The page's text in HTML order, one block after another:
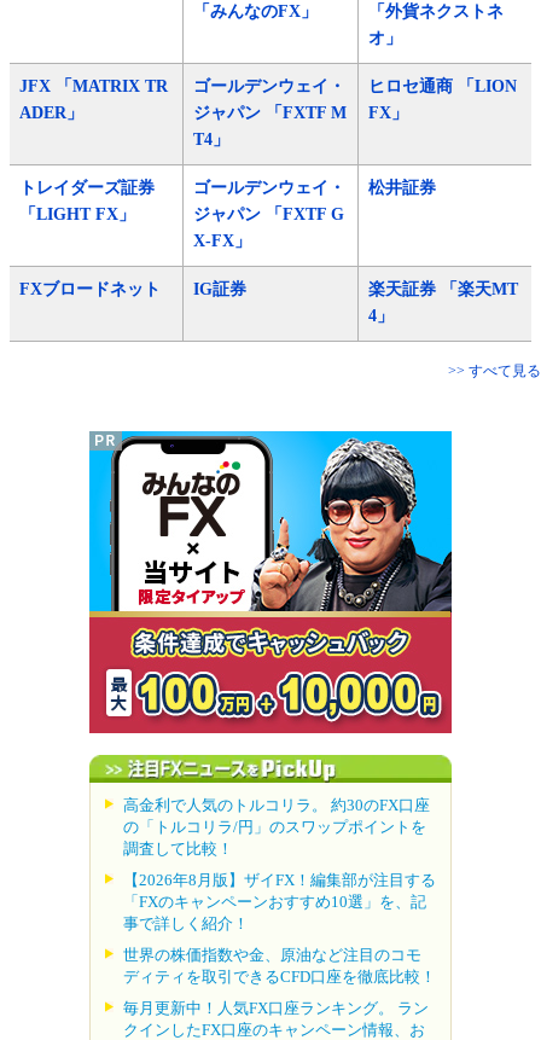
「みんなのFX」
「外貨ネクストネ
オ」
JFX 「MATRIX TR
ADER」
ゴールデンウェイ・
ジャパン 「FXTF M
T4」
ヒロセ通商 「LION
FX」
トレイダーズ証券
「LIGHT FX」
ゴールデンウェイ・
ジャパン 「FXTF G
X-FX」
松井証券
FXブロードネット IG証券
楽天証券 「楽天MT
4」
>> すべて見る
高金利で人気のトルコリラ。 約30のFX口座
の「トルコリラ/円」のスワップポイントを
調査して比較！
【2026年8月版】ザイFX！編集部が注目する
「FXのキャンペーンおすすめ10選」を、記
事で詳しく紹介！
世界の株価指数や金、原油など注目のコモ
ディティを取引できるCFD口座を徹底比較！
毎月更新中！人気FX口座ランキング。 ラン
クインしたFX口座のキャンペーン情報、お